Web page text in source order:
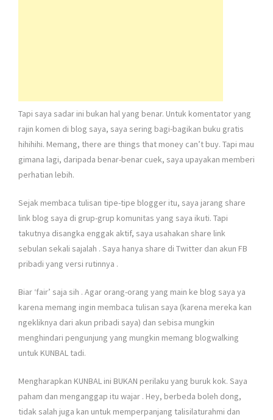
Tapi saya sadar ini bukan hal yang benar. Untuk komentator yang
rajin komen di blog saya, saya sering bagi-bagikan buku gratis
hihihihi. Memang, there are things that money can’t buy. Tapi mau
gimana lagi, daripada benar-benar cuek, saya upayakan memberi
perhatian lebih.
Sejak membaca tulisan tipe-tipe blogger itu, saya jarang share
link blog saya di grup-grup komunitas yang saya ikuti. Tapi
takutnya disangka enggak aktif, saya usahakan share link
sebulan sekali sajalah . Saya hanya share di Twitter dan akun FB
pribadi yang versi rutinnya .
Biar ‘fair’ saja sih . Agar orang-orang yang main ke blog saya ya
karena memang ingin membaca tulisan saya (karena mereka kan
ngekliknya dari akun pribadi saya) dan sebisa mungkin
menghindari pengunjung yang mungkin memang blogwalking
untuk KUNBAL tadi.
Mengharapkan KUNBAL ini BUKAN perilaku yang buruk kok. Saya
paham dan menganggap itu wajar . Hey, berbeda boleh dong,
tidak salah juga kan untuk memperpanjang talisilaturahmi dan